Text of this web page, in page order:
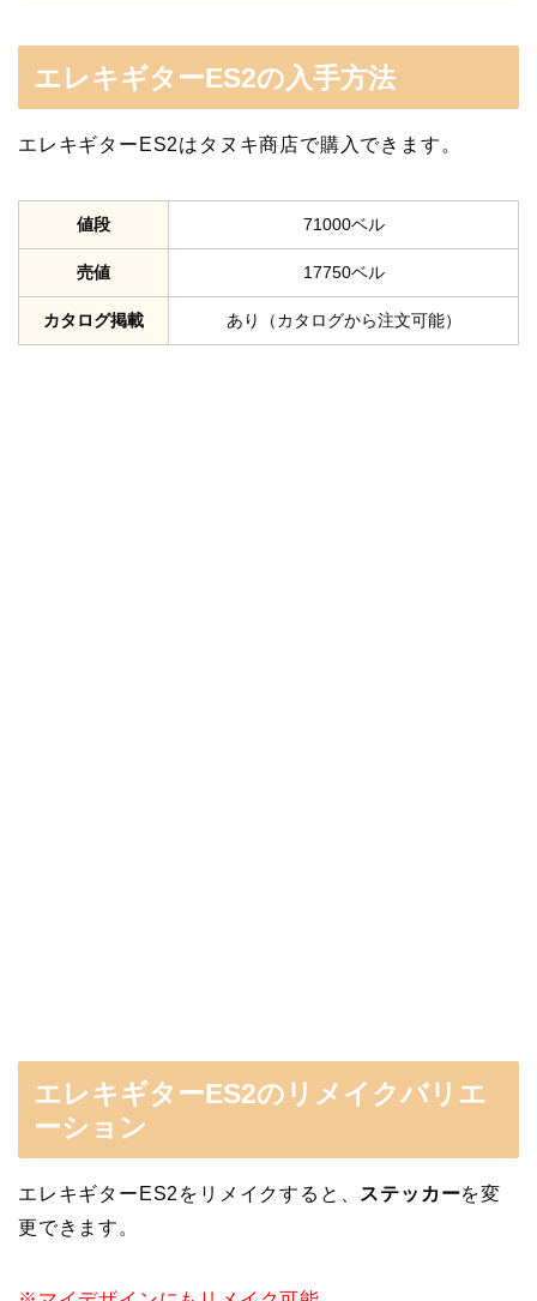
エレキギターES2の入手方法
エレキギターES2はタヌキ商店で購入できます。
値段 71000ベル
売値 17750ベル
カタログ掲載 あり（カタログから注文可能）
エレキギターES2のリメイクバリエ
ーション
エレキギターES2をリメイクすると、 ステッカーを変
更できます。